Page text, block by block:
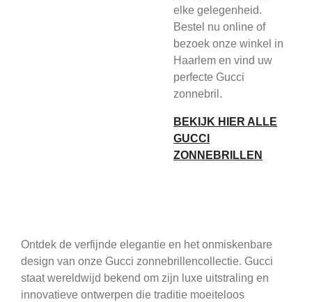
elke gelegenheid.
Bestel nu online of
bezoek onze winkel in
Haarlem en vind uw
perfecte Gucci
zonnebril.
BEKIJK HIER ALLE
GUCCI
ZONNEBRILLEN
Ontdek de verfijnde elegantie en het onmiskenbare
design van onze Gucci zonnebrillencollectie. Gucci
staat wereldwijd bekend om zijn luxe uitstraling en
innovatieve ontwerpen die traditie moeiteloos